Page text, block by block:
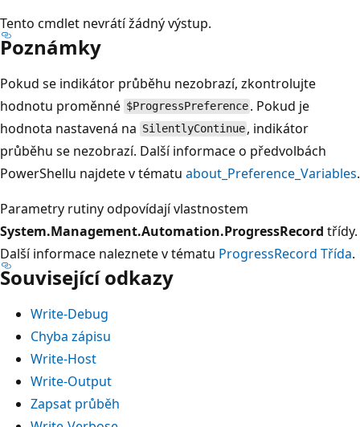
Tento cmdlet nevrátí žádný výstup.
Poznámky
Pokud se indikátor průběhu nezobrazí, zkontrolujte
hodnotu proměnné $ProgressPreference . Pokud je
hodnota nastavená na SilentlyContinue , indikátor
průběhu se nezobrazí. Další informace o předvolbách
PowerShellu najdete v tématu about_Preference_Variables.
Parametry rutiny odpovídají vlastnostem
System.Management.Automation.ProgressRecord třídy.
Další informace naleznete v tématu ProgressRecord Třída.
Související odkazy
Write-Debug
Chyba zápisu
Write-Host
Write-Output
Zapsat průběh